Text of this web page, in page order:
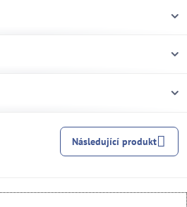
Následující produkt